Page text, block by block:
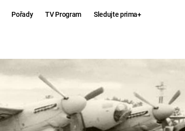
Pořady TV Program Sledujte prima+
MAFIA
GTA 6
ZÁBAVNÉ
GALERIE